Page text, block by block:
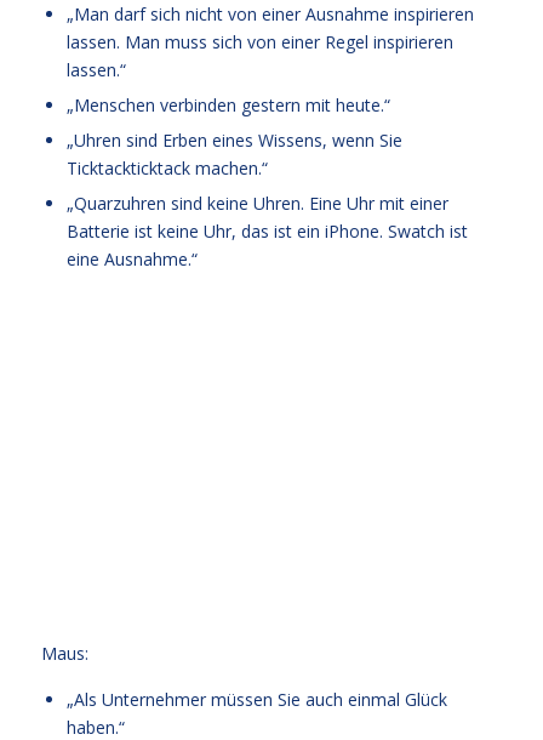
„Man darf sich nicht von einer Ausnahme inspirieren
lassen. Man muss sich von einer Regel inspirieren
lassen.“
„Menschen verbinden gestern mit heute.“
„Uhren sind Erben eines Wissens, wenn Sie
Ticktackticktack machen.“
„Quarzuhren sind keine Uhren. Eine Uhr mit einer
Batterie ist keine Uhr, das ist ein iPhone. Swatch ist
eine Ausnahme.“
Maus:
„Als Unternehmer müssen Sie auch einmal Glück
haben.“